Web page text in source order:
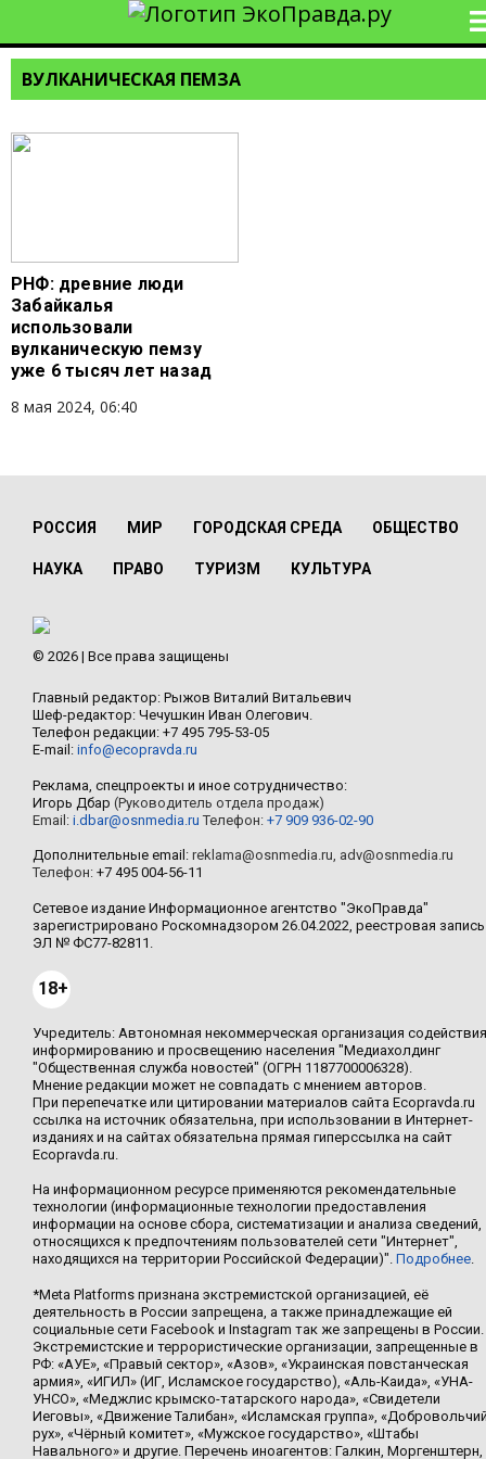
ВУЛКАНИЧЕСКАЯ ПЕМЗА
РНФ: древние люди
Забайкалья
использовали
вулканическую пемзу
уже 6 тысяч лет назад
8 мая 2024, 06:40
РОССИЯ МИР ГОРОДСКАЯ СРЕДА ОБЩЕСТВО
НАУКА ПРАВО ТУРИЗМ КУЛЬТУРА
© 2026 | Все права защищены
Главный редактор: Рыжов Виталий Витальевич
Шеф-редактор: Чечушкин Иван Олегович.
Телефон редакции: +7 495 795-53-05
E-mail: info@ecopravda.ru
Реклама, спецпроекты и иное сотрудничество:
Игорь Дбар (Руководитель отдела продаж)
Email: i.dbar@osnmedia.ru Телефон: +7 909 936-02-90
Дополнительные email: reklama@osnmedia.ru, adv@osnmedia.ru
Телефон: +7 495 004-56-11
Сетевое издание Информационное агентство "ЭкоПравда"
зарегистрировано Роскомнадзором 26.04.2022, реестровая запись
ЭЛ № ФС77-82811.
18+
Учредитель: Автономная некоммерческая организация содействия
информированию и просвещению населения "Медиахолдинг
"Общественная служба новостей" (ОГРН 1187700006328).
Мнение редакции может не совпадать с мнением авторов.
При перепечатке или цитировании материалов сайта Ecopravda.ru
ссылка на источник обязательна, при использовании в Интернет-
изданиях и на сайтах обязательна прямая гиперссылка на сайт
Ecopravda.ru.
На информационном ресурсе применяются рекомендательные
технологии (информационные технологии предоставления
информации на основе сбора, систематизации и анализа сведений,
относящихся к предпочтениям пользователей сети "Интернет",
находящихся на территории Российской Федерации)". Подробнее.
*Meta Platforms признана экстремистской организацией, её
деятельность в России запрещена, а также принадлежащие ей
социальные сети Facebook и Instagram так же запрещены в России.
Экстремистские и террористические организации, запрещенные в
РФ: «АУЕ», «Правый сектор», «Азов», «Украинская повстанческая
армия», «ИГИЛ» (ИГ, Исламское государство), «Аль-Каида», «УНА-
УНСО», «Меджлис крымско-татарского народа», «Свидетели
Иеговы», «Движение Талибан», «Исламская группа»,
рух», «Чёрный комитет», «Мужское государство», «Штабы
Навального» и другие. Перечень иноагентов: Галкин, Моргенштерн,